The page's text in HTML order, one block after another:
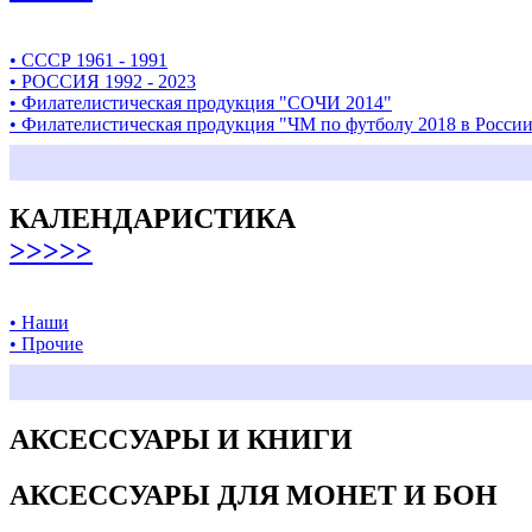
• СССР 1961 - 1991
• РОССИЯ 1992 - 2023
• Филателистическая продукция "СОЧИ 2014"
• Филателистическая продукция "ЧМ по футболу 2018 в
КАЛЕНДАРИСТИКА
>>>>>
• Наши
• Прочие
АКСЕССУАРЫ И КНИГИ
АКСЕССУАРЫ ДЛЯ МОНЕТ И БОН